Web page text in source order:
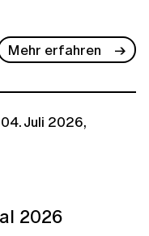
Mehr erfahren
Juli 2026,
2026